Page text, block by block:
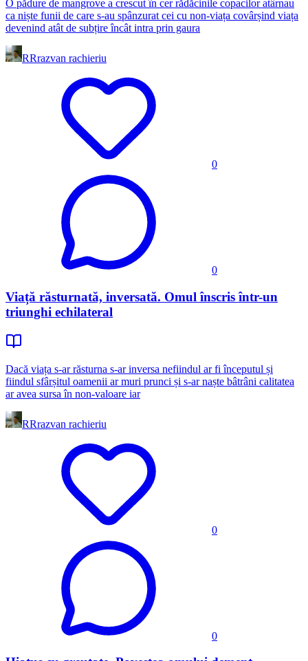
O pădure de mangrove a crescut în cer rădăcinile copacilor atârnau
ca niște funii de care s-au spânzurat cei cu non-viața covârșind viața
devenind atât de subțire încât intra prin gaura
RRrazvan rachieriu
0
0
Viață răsturnată, inversată. Omul înscris într-un
triunghi echilateral
Dacă viața s-ar răsturna s-ar inversa nefiindul ar fi începutul și
fiindul sfârșitul oamenii ar muri prunci și s-ar naște bâtrâni calitatea
ar avea sursa în non-valoare iar
RRrazvan rachieriu
0
0